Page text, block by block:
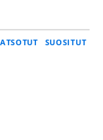
SUOSITUT